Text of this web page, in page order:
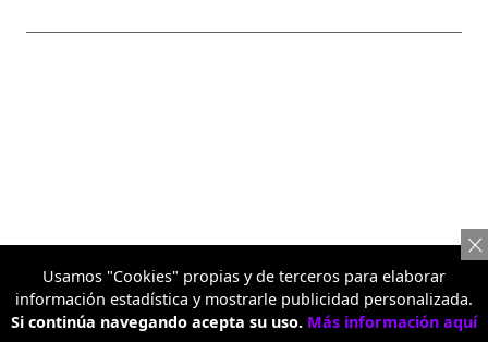
Usamos "Cookies" propias y de terceros para elaborar
información estadística y mostrarle publicidad personalizada.
Si continúa navegando acepta su uso. Más información aquí